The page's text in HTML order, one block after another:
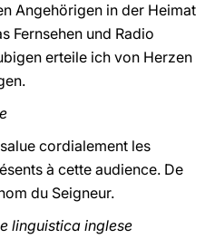
Angehörigen in der Heimat
Fernsehen und Radio
erteile ich von Herzen
cordialement les
à cette audience. De
du Seigneur.
linguistica inglese